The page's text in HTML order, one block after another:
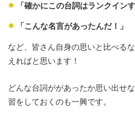
「確かにこの台詞はランクインす
「こんな名言があったんだ！」
など、皆さん自身の思いと比べる
えればと思います！
どんな台詞ががあったか思い出せ
習をしておくのも一興です。